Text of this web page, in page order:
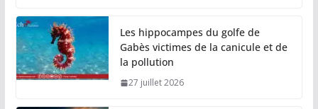
Les hippocampes du golfe de
Gabès victimes de la canicule et de
la pollution
27 juillet 2026